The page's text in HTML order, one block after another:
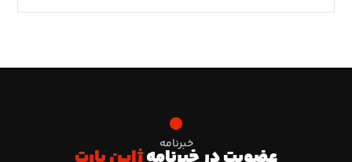
خبرنامه